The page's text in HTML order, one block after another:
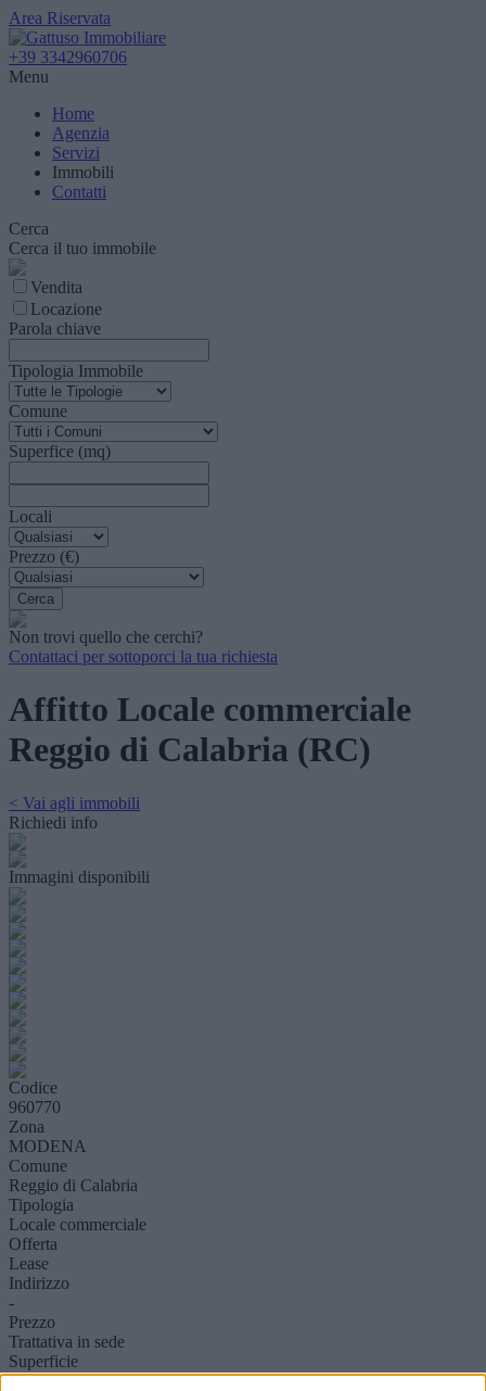
Area Riservata
+39 3342960706
Menu
Home
Agenzia
Servizi
Immobili
Contatti
Cerca
Cerca il tuo immobile
Vendita
Locazione
Parola chiave
Tipologia Immobile
Comune
Superfice (mq)
Locali
Prezzo (€)
Non trovi quello che cerchi?
Contattaci per sottoporci la tua richiesta
Affitto Locale commerciale
Reggio di Calabria (RC)
< Vai agli immobili
Richiedi info
Immagini disponibili
Codice
960770
Zona
MODENA
Comune
Reggio di Calabria
Tipologia
Locale commerciale
Offerta
Lease
Indirizzo
-
Prezzo
Trattativa in sede
Superficie
180 mq ca.